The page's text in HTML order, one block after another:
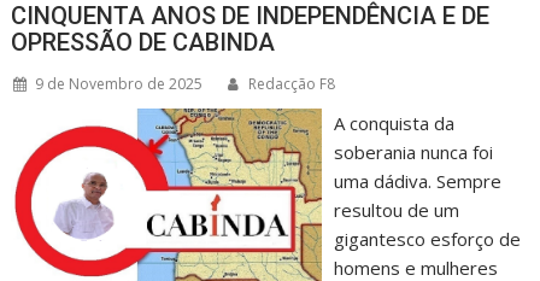
CINQUENTA ANOS DE INDEPENDÊNCIA E DE
OPRESSÃO DE CABINDA
9 de Novembro de 2025 Redacção F8
A conquista da
soberania nunca foi
uma dádiva. Sempre
resultou de um
gigantesco esforço de
homens e mulheres